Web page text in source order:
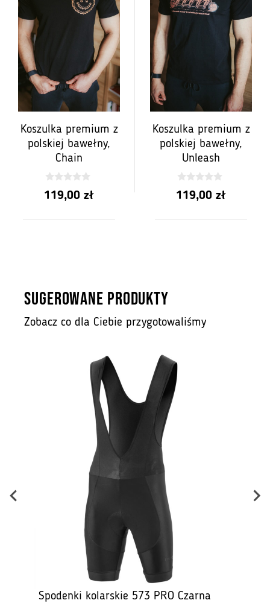
Koszulka premium z
polskiej bawełny,
Chain
0
z
119,00 zł
Koszulka premium z
polskiej bawełny,
Unleash
0
z
119,00 zł
SUGEROWANE PRODUKTY
Zobacz co dla Ciebie przygotowaliśmy
Spodenki kolarskie 573 PRO Czarna